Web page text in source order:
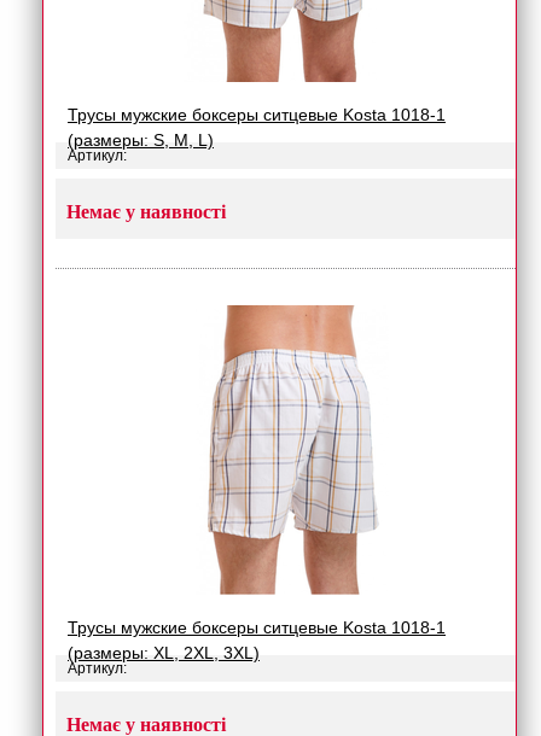
Трусы мужские боксеры ситцевые Kosta 1018-1
(размеры: S, M, L)
Артикул:
Немає у наявності
Трусы мужские боксеры ситцевые Kosta 1018-1
(размеры: XL, 2XL, 3XL)
Артикул:
Немає у наявності